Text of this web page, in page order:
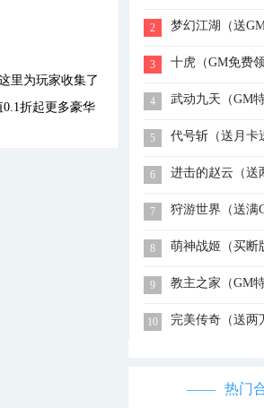
里为玩家收集了
折起更多豪华
2 梦幻江湖（送GM
3 十虎（GM免费领
4 武动九天（GM特
5
代号斩（送月卡
6 进击的赵云（送
7 狩游世界（送满
8 萌神战姬（买断
9
教主之家（GM特
10 完美传奇（送两
热门